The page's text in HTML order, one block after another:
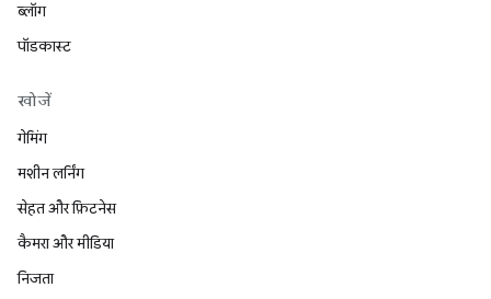
ब्लॉग
पॉडकास्ट
खोजें
गेमिंग
मशीन लर्निंग
सेहत और फ़िटनेस
कैमरा और मीडिया
निजता